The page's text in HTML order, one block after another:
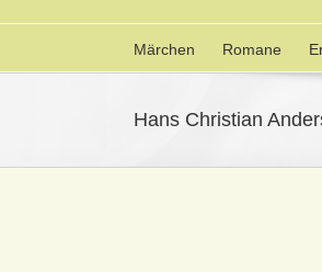
Märchen Romane
Hans Christian